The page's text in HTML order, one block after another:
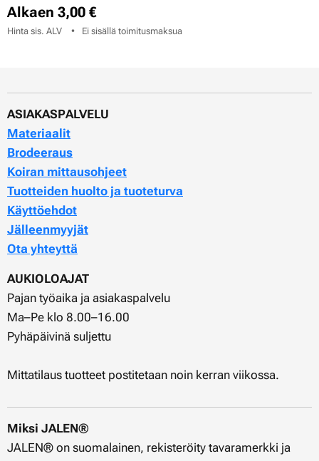
Alkaen 3,00 €
Hinta sis. ALV Ei sisällä toimitusmaksua
ASIAKASPALVELU
Materiaalit
Brodeeraus
Koiran mittausohjeet
Tuotteiden huolto ja tuoteturva
Käyttöehdot
Jälleenmyyjät
Ota yhteyttä
AUKIOLOAJAT
Pajan työaika ja asiakaspalvelu
Ma–Pe klo 8.00–16.00
Pyhäpäivinä suljettu
Mittatilaus tuotteet postitetaan noin kerran viikossa.
Miksi JALEN®
JALEN® on suomalainen, rekisteröity tavaramerkki ja